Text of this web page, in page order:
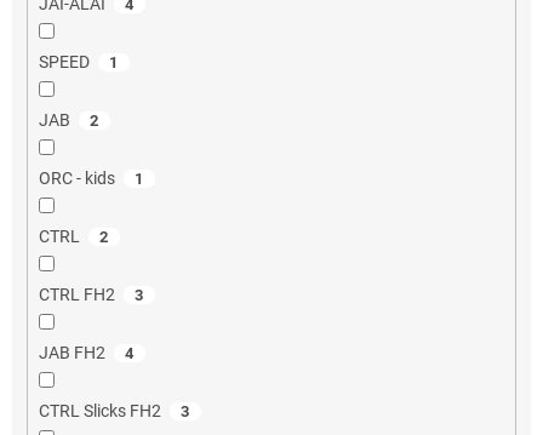
JAI-ALAI 4
SPEED 1
JAB 2
ORC - kids 1
CTRL 2
CTRL FH2 3
JAB FH2 4
CTRL Slicks FH2 3